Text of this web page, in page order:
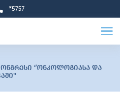
*5757
‘’ონკოლოგიასა და